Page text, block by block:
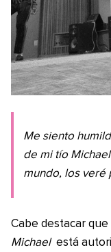
Me siento
de mi tío
mundo, los veré
Cabe destacar
Michael está